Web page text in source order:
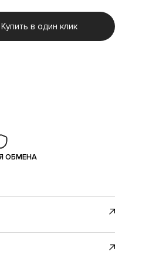
Купить в один клик
ОБМЕНА